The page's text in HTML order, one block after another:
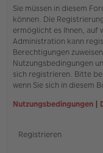
Sie müssen in diesem
können. Die
ermöglicht es Ihnen, auf
Administration kann
Berechtigungen
Nutzungsbedingungen
sich registrieren. Bitte
wenn Sie sich in diesem
Nutzungsbedingungen |
Registrieren